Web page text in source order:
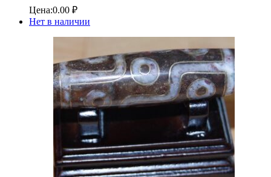
Цена:0.00 ₽
Нет в наличии